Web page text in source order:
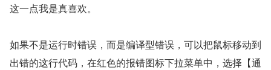
这一点我是真喜欢。
如果不是运行时错误，而是编译型错误，可以把鼠标移动到
出错的这行代码，在红色的报错图标下拉菜单中，选择【通